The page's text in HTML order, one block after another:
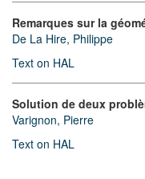
Remarques sur la
De La Hire, Philippe
Text on HAL
Solution de deux
Varignon, Pierre
Text on HAL